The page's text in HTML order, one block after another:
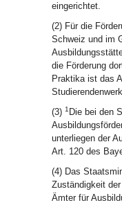
eingerichtet.
(2) Für die
Schweiz und im
die Förderung
Praktika ist das
(3) 1 Die bei den
unterliegen der
Art. 120 des
(4) Das
Zuständigkeit
Ämter für